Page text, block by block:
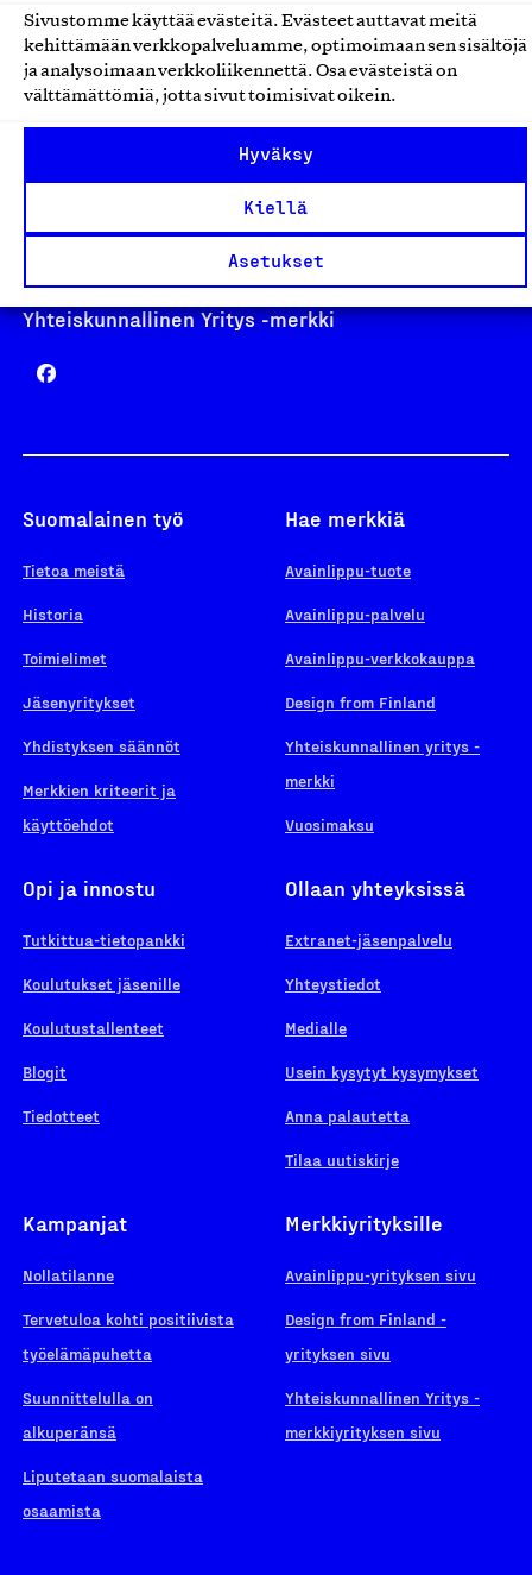
Sivustomme käyttää evästeitä. Evästeet auttavat meitä
kehittämään verkkopalveluamme, optimoimaan sen sisältöjä
ja analysoimaan verkkoliikennettä. Osa evästeistä on
välttämättömiä, jotta sivut toimisivat oikein.
Hyväksy
Kiellä
Asetukset
Avainlippu
Yhteiskunnallinen Yritys -merkki
Suomalainen työ
Tietoa meistä
Historia
Toimielimet
Jäsenyritykset
Yhdistyksen säännöt
Merkkien kriteerit ja
käyttöehdot
Hae merkkiä
Avainlippu-tuote
Avainlippu-palvelu
Avainlippu-verkkokauppa
Design from Finland
Yhteiskunnallinen yritys -
merkki
Vuosimaksu
Opi ja innostu
Tutkittua-tietopankki
Koulutukset jäsenille
Koulutustallenteet
Blogit
Tiedotteet
Ollaan yhteyksissä
Extranet-jäsenpalvelu
Yhteystiedot
Medialle
Usein kysytyt kysymykset
Anna palautetta
Tilaa uutiskirje
Kampanjat
Nollatilanne
Tervetuloa kohti positiivista
työelämäpuhetta
Suunnittelulla on
alkuperänsä
Liputetaan suomalaista
osaamista
Merkkiyrityksille
Avainlippu-yrityksen sivu
Design from Finland -
yrityksen sivu
Yhteiskunnallinen Yritys -
merkkiyrityksen sivu